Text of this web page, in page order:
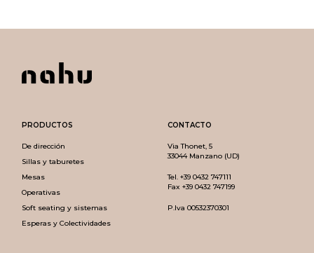
PRODUCTOS
De dirección
Sillas y taburetes
Mesas
Operativas
Soft seating y sistemas
Esperas y Colectividades
CONTACTO
Via Thonet, 5
33044 Manzano (UD)
Tel. +39 0432 747111
Fax +39 0432 747199
P.Iva 00532370301